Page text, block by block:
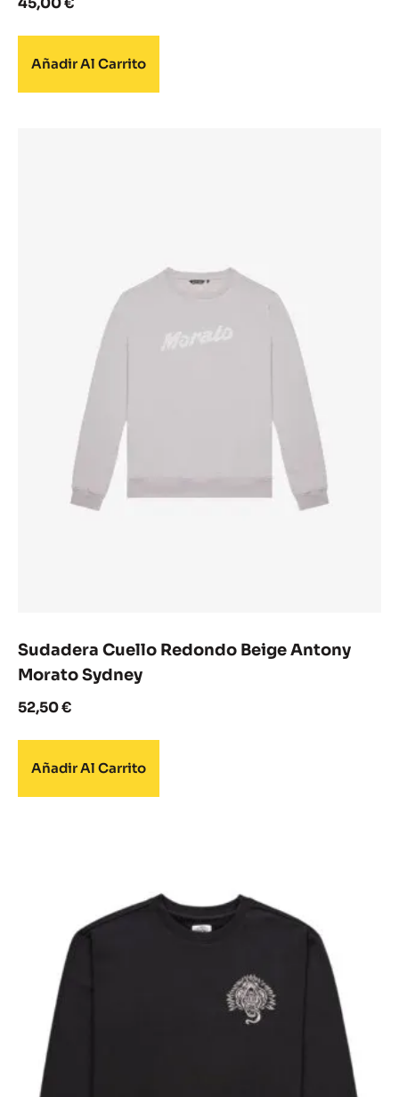
Añadir Al Carrito
Sudadera Cuello Redondo Beige Antony
Morato Sydney
52,50€
Añadir Al Carrito